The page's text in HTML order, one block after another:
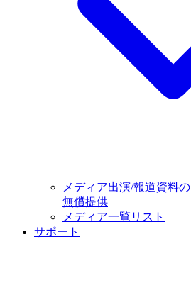
メディア出演/報道資料の
無償提供
メディア一覧リスト
サポート